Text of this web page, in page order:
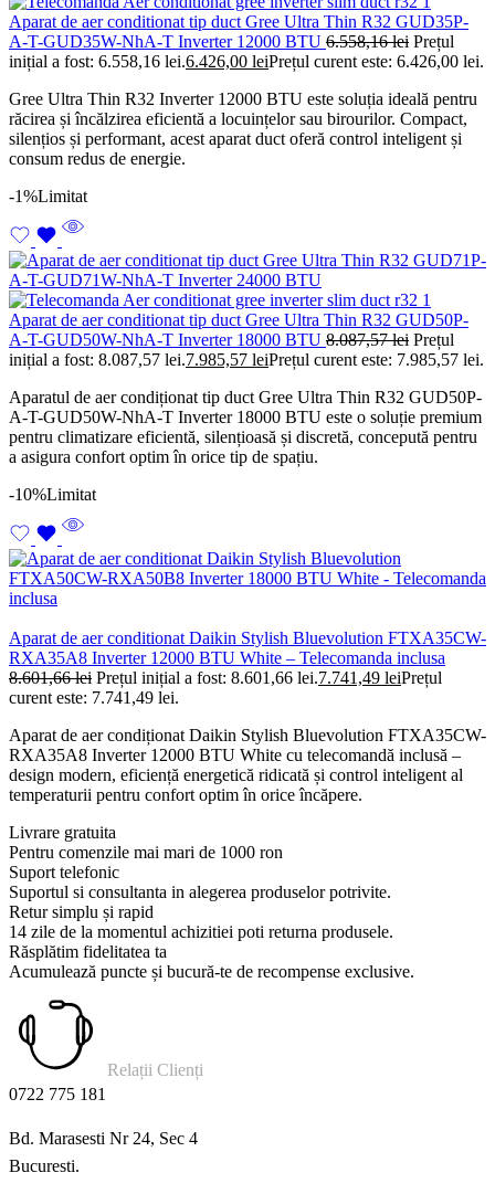
Aparat de aer conditionat tip duct Gree Ultra Thin R32 GUD35P-
A-T-GUD35W-NhA-T Inverter 12000 BTU 6.558,16lei Prețul
inițial a fost: 6.558,16 lei.6.426,00 leiPrețul curent este: 6.426,00 lei.
Gree Ultra Thin R32 Inverter 12000 BTU este soluția ideală pentru
răcirea și încălzirea eficientă a locuințelor sau birourilor. Compact,
silențios și performant, acest aparat duct oferă control inteligent și
consum redus de energie.
-1%Limitat
Aparat de aer conditionat tip duct Gree Ultra Thin R32 GUD50P-
A-T-GUD50W-NhA-T Inverter 18000 BTU 8.087,57lei Prețul
inițial a fost: 8.087,57 lei.7.985,57 leiPrețul curent este: 7.985,57 lei.
Aparatul de aer condiționat tip duct Gree Ultra Thin R32 GUD50P-
A-T-GUD50W-NhA-T Inverter 18000 BTU este o soluție premium
pentru climatizare eficientă, silențioasă și discretă, concepută pentru
a asigura confort optim în orice tip de spațiu.
-10%Limitat
Aparat de aer conditionat Daikin Stylish Bluevolution FTXA35CW-
RXA35A8 Inverter 12000 BTU White – Telecomanda inclusa
8.601,66lei Prețul inițial a fost: 8.601,66 lei.7.741,49 leiPrețul
curent este: 7.741,49 lei.
Aparat de aer condiționat Daikin Stylish Bluevolution FTXA35CW-
RXA35A8 Inverter 12000 BTU White cu telecomandă inclusă –
design modern, eficiență energetică ridicată și control inteligent al
temperaturii pentru confort optim în orice încăpere.
Livrare gratuita
Pentru comenzile mai mari de 1000 ron
Suport telefonic
Suportul si consultanta in alegerea produselor potrivite.
Retur simplu și rapid
14 zile de la momentul achizitiei poti returna produsele.
Răsplătim fidelitatea ta
Acumulează puncte și bucură-te de recompense exclusive.
Relații Clienți
0722 775 181
Bd. Marasesti Nr 24, Sec 4
Bucuresti.